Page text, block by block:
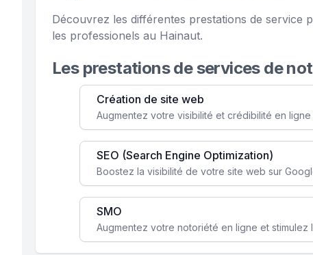
Découvrez les différentes prestations de
les professionels au Hainaut.
Les prestations de services de
Création de site web
SEO (Search Engine Optimization)
SMO